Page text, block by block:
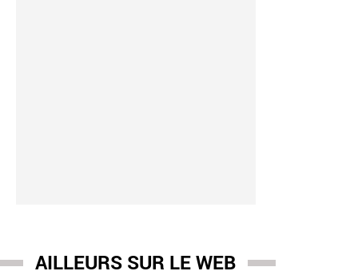
AILLEURS SUR LE WEB